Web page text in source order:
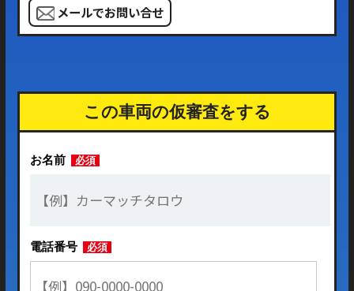
メールでお問い合せ
この車両の仮審査をする
お名前 必須
電話番号 必須